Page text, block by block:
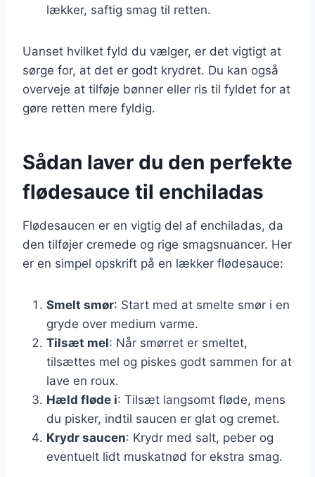
lækker, saftig smag til retten.
Uanset hvilket fyld du vælger, er det vigtigt at
sørge for, at det er godt krydret. Du kan også
overveje at tilføje bønner eller ris til fyldet for at
gøre retten mere fyldig.
Sådan laver du den perfekte
flødesauce til enchiladas
Flødesaucen er en vigtig del af enchiladas, da
den tilføjer cremede og rige smagsnuancer. Her
er en simpel opskrift på en lækker flødesauce:
Smelt smør: Start med at smelte smør i en
gryde over medium varme.
Tilsæt mel: Når smørret er smeltet,
tilsættes mel og piskes godt sammen for at
lave en roux.
Hæld fløde i: Tilsæt langsomt fløde, mens
du pisker, indtil saucen er glat og cremet.
Krydr saucen: Krydr med salt, peber og
eventuelt lidt muskatnød for ekstra smag.